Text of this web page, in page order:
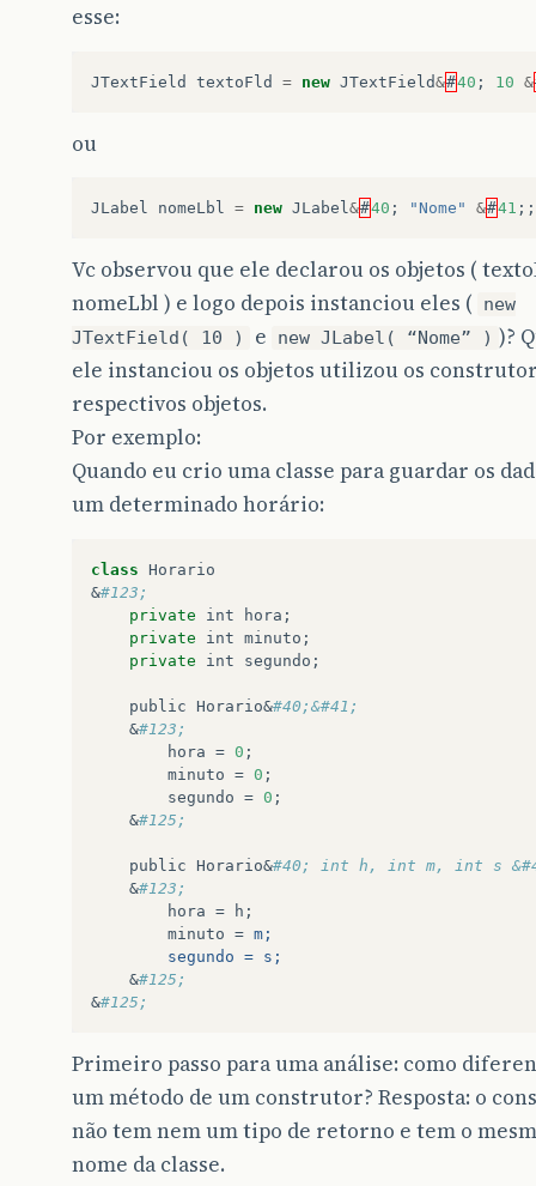
esse:
JTextField textoFld = new JTextField&#40 ; 10 &
ou
JLabel nomeLbl = new JLabel&#40 ; "Nome" &#41 ;;
Vc observou que ele declarou os objetos (
nomeLbl ) e logo depois instanciou eles (
new
JTextField( 10 )
e new JLabel( “Nome” ) )?
ele instanciou os objetos utilizou os
respectivos objetos.
Por exemplo:
Quando eu crio uma classe para guardar os
um determinado horário:
class Horario
&#123;
private
int hora ;
private
int minuto ;
private
int segundo ;
public Horario&#40;&#41;
    &
#123;
hora = 0 ;
minuto = 0 ;
segundo = 0 ;
    &
#125;
public Horario&#40; int h, int m, int s
    &
#123;
hora = h ;
minuto = m;
        segundo = s;
    &
#125;
&#125;
Primeiro passo para uma análise: como
um método de um construtor? Resposta: o
não tem nem um tipo de retorno e tem o
nome da classe.